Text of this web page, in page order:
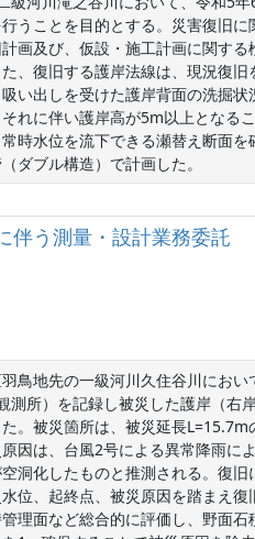
うことを目的とする。災害復旧
画及び、仮設・施工計画に関す
、復旧する護岸法線は、現況復
い出しを受けた護岸背面の洗掘
れに伴い護岸高が5m以上となる
時水位を流下できる瀬替え断面
ダブル構造）で計画した。
伴う測量・設計業務委託
鳥地先の一級河川久住谷川にお
測所）を記録し被災した護岸（右
。被災箇所は、被災延長
因は、台風2号による異常降雨に
洞化したものと推測される。復
位、起終点、被災原因を踏まえ
理面など総合的に評価し、野面